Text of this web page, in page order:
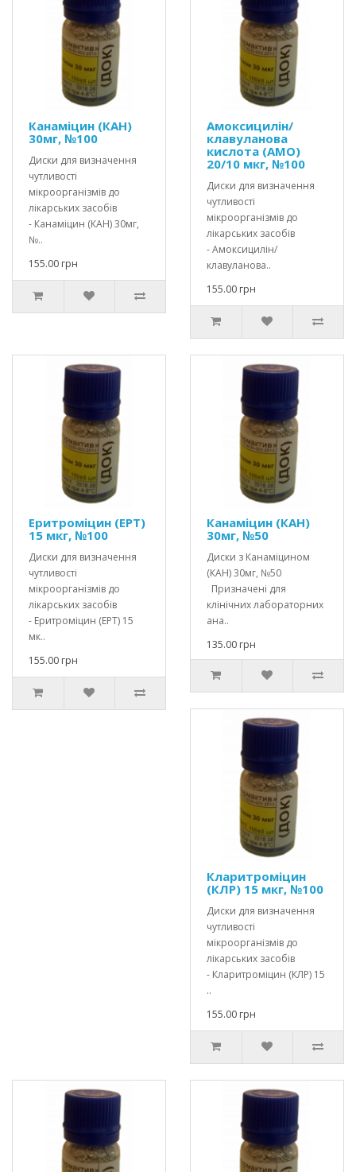
Канаміцин (КАН)
30мг, №100
Диски для визначення
чутливості
мікроорганізмів до
лікарських засобів
- Канаміцин (КАН) 30мг,
№..
155.00 грн
Амоксицилін/
клавуланова
кислота (АМО)
20/10 мкг, №100
Диски для визначення
чутливості
мікроорганізмів до
лікарських засобів
- Амоксицилін/
клавуланова..
155.00 грн
Еритроміцин (ЕРТ)
15 мкг, №100
Диски для визначення
чутливості
мікроорганізмів до
лікарських засобів
- Еритроміцин (ЕРТ) 15
мк..
155.00 грн
Канаміцин (КАН)
30мг, №50
Диски з Канаміцином
(КАН) 30мг, №50
Призначені для
клінічних лабораторних
ана..
135.00 грн
Кларитроміцин
(КЛР) 15 мкг, №100
Диски для визначення
чутливості
мікроорганізмів до
лікарських засобів
- Кларитроміцин (КЛР) 15
..
155.00 грн